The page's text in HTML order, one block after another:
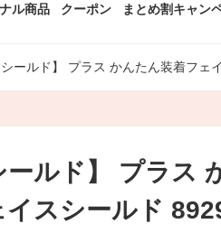
ル商品 クーポン まとめ割キャン
シールド】 プラス かんたん装着フ
ールド】 プラス
スシールド